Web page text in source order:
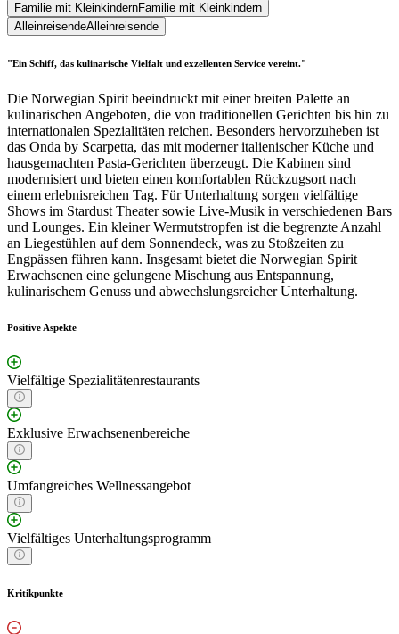
Familie mit KleinkindernFamilie mit Kleinkindern
AlleinreisendeAlleinreisende
"Ein Schiff, das kulinarische Vielfalt und exzellenten Service vereint."
Die Norwegian Spirit beeindruckt mit einer breiten Palette an
kulinarischen Angeboten, die von traditionellen Gerichten bis hin zu
internationalen Spezialitäten reichen. Besonders hervorzuheben ist
das Onda by Scarpetta, das mit moderner italienischer Küche und
hausgemachten Pasta-Gerichten überzeugt. Die Kabinen sind
modernisiert und bieten einen komfortablen Rückzugsort nach
einem erlebnisreichen Tag. Für Unterhaltung sorgen vielfältige
Shows im Stardust Theater sowie Live-Musik in verschiedenen Bars
und Lounges. Ein kleiner Wermutstropfen ist die begrenzte Anzahl
an Liegestühlen auf dem Sonnendeck, was zu Stoßzeiten zu
Engpässen führen kann. Insgesamt bietet die Norwegian Spirit
Erwachsenen eine gelungene Mischung aus Entspannung,
kulinarischem Genuss und abwechslungsreicher Unterhaltung.
Positive Aspekte
Vielfältige Spezialitätenrestaurants
Exklusive Erwachsenenbereiche
Umfangreiches Wellnessangebot
Vielfältiges Unterhaltungsprogramm
Kritikpunkte